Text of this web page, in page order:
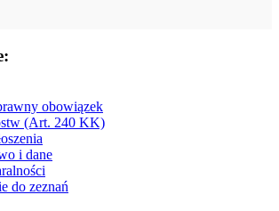
obowiązek
(Art. 240 KK)
i dane
do zeznań